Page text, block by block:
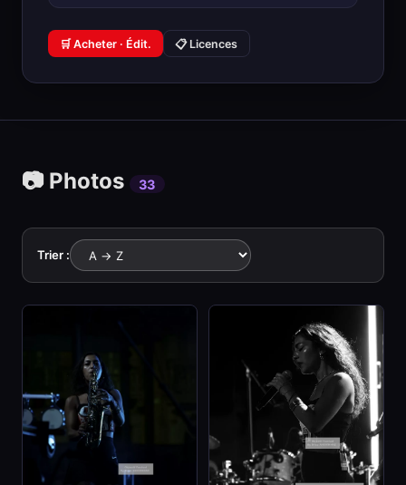
🛒 Acheter · Édit. 📋 Licences
📷 Photos 33
Trier :